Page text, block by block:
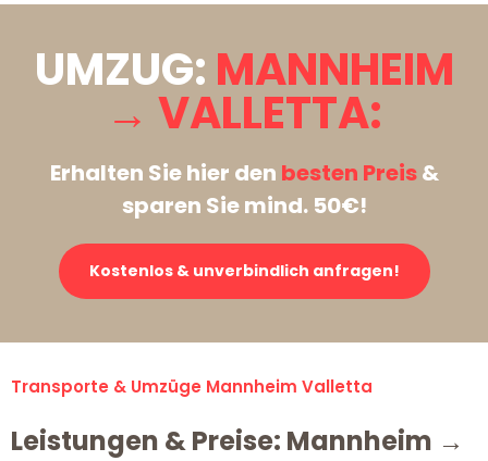
UMZUG: MANNHEIM
→ VALLETTA:
Erhalten Sie hier den besten Preis&
sparen Sie mind. 50€!
Kostenlos & unverbindlich anfragen!
Transporte & Umzüge Mannheim Valletta
Leistungen & Preise: Mannheim →